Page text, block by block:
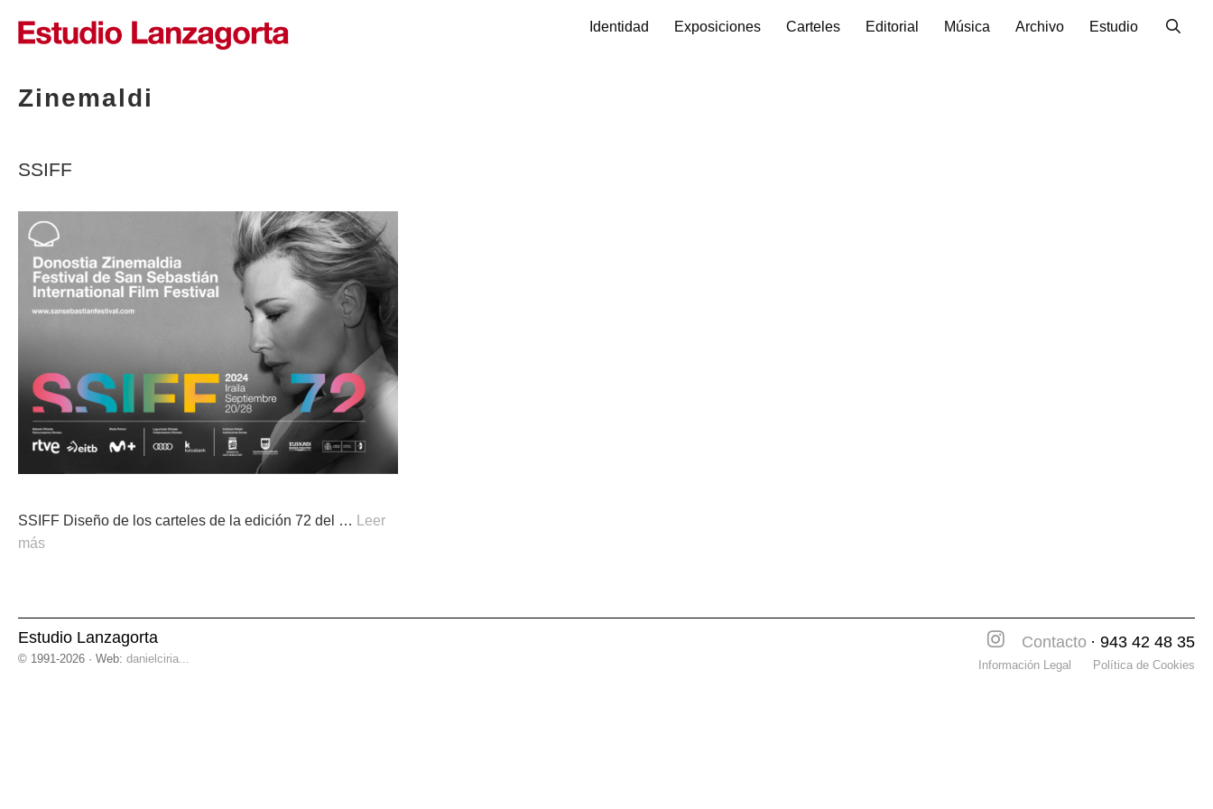
Identidad Exposiciones Carteles Editorial Música Archivo Estudio
Zinemaldi
SSIFF
SSIFF Diseño de los carteles de la edición 72 del …
Leer
más
Contacto · 943 42 48 35
Información Legal Política de Cookies
Estudio Lanzagorta
© 1991-2026 · Web: danielciria...